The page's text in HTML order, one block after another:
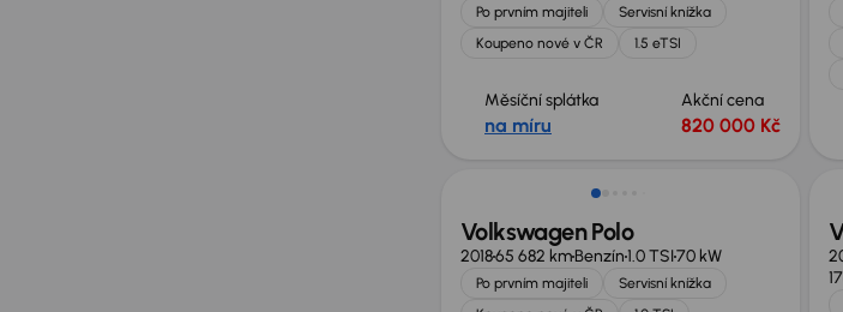
Po prvním majiteli
Servisní knížka
Koupeno nové v ČR
1.5 eTSI
Měsíční splátka
na míru
Akční cena
820 000 Kč
Volkswagen Polo
201865 682 kmBenzín1.0 TSI70 kW
Po prvním majiteli
Servisní knížka